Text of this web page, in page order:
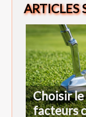
ARTICLES
Choisir
facteurs